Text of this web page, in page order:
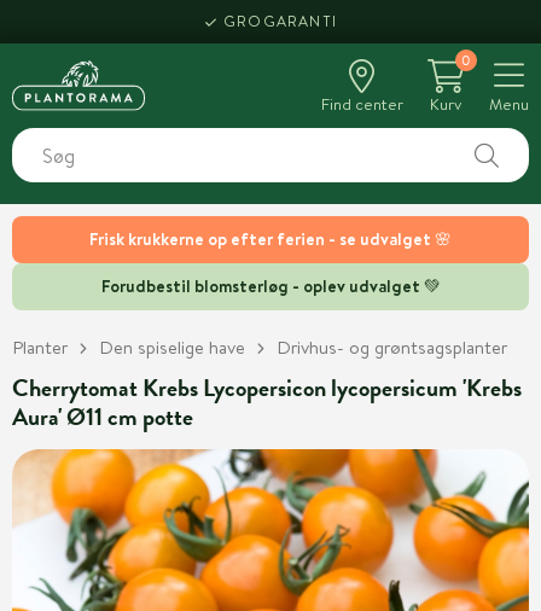
Frisk krukkerne op efter ferien - se udvalget 🌸
Forudbestil blomsterløg - oplev udvalget 💚
GROGARANTI
Find center
0
Kurv
Menu
Planter Den spiselige have Drivhus- og grøntsagsplanter
Cherrytomat Krebs Lycopersicon lycopersicum 'Krebs
Aura' Ø11 cm potte